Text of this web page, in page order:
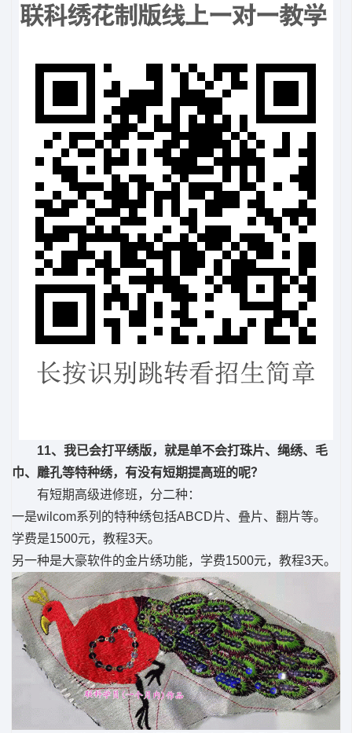
11、我已会打平绣版，就是单不会打珠片、绳绣、毛
巾、雕孔等特种绣，有没有短期提高班的呢？
有短期高级进修班，分二种：
一是wilcom系列的特种绣包括ABCD片、叠片、翻片等。
学费是1500元，教程3天。
另一种是大豪软件的金片绣功能，学费1500元，教程3天。